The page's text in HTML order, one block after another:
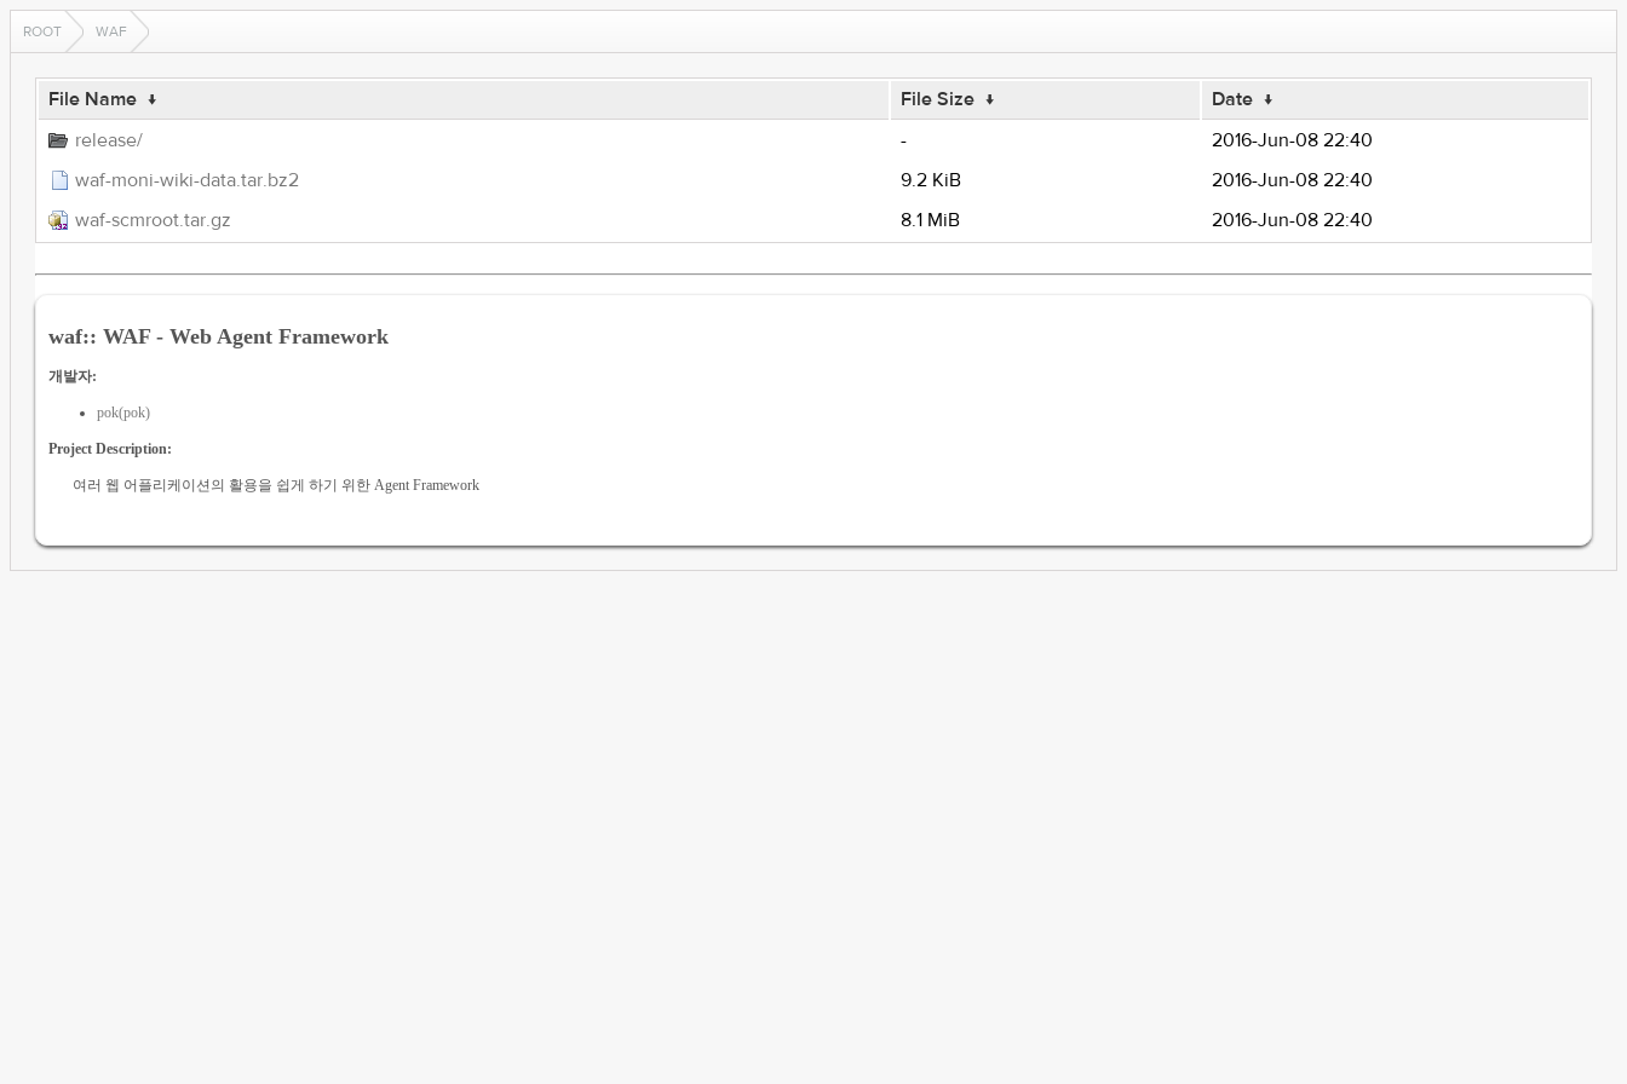
ROOT WAF
File Name ↓ File Size ↓ Date ↓
release/
-
2016-Jun-08 22:40
waf-moni-wiki-data.tar.bz2
9.2 KiB
2016-Jun-08 22:40
waf-scmroot.tar.gz
8.1 MiB 2016-Jun-08 22:40
waf:: WAF - Web Agent Framework
개발자:
pok(pok)
Project Description:
여러 웹 어플리케이션의 활용을 쉽게 하기 위한 Agent Framework